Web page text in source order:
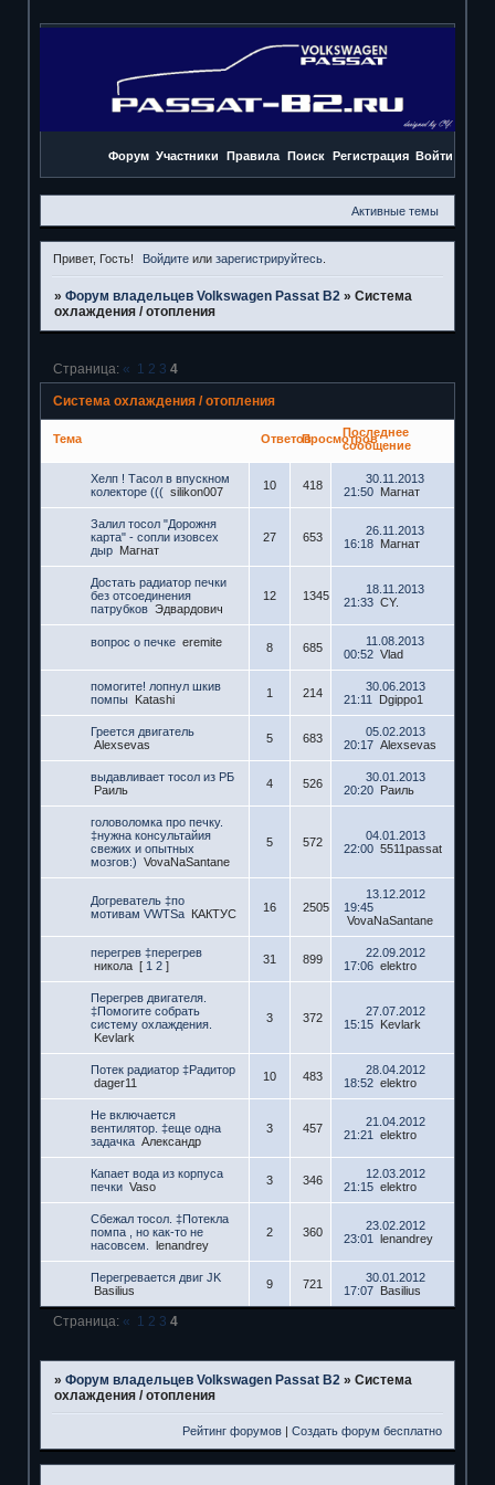
Форум Участники Правила Поиск Регистрация Войти
Активные темы
Привет, Гость! Войдите илизарегистрируйтесь
» Форум владельцев Volkswagen Passat B2 » Система
охлаждения / отопления
Система охлаждения / отопления
Страница: « 1 2 3 4
Тема ОтветовПросмотровПоследнее
сообщение
Хелп ! Тасол в впускном
колекторе ((( silikon007 10 418
30.11.2013
21:50 Магнат
Залил тосол "Дорожня
карта" - сопли изовсех
дыр Магнат
27 653
26.11.2013
16:18 Магнат
Достать радиатор печки
без отсоединения
патрубков Эдвардович
12 1345
18.11.2013
21:33 CY.
вопрос о печке eremite 8 685
11.08.2013
00:52 Vlad
помогите! лопнул шкив
помпы Katashi 1 214
30.06.2013
21:11
Dgippo1
Греется двигатель
Alexsevas
5 683
05.02.2013
20:17 Alexsevas
выдавливает тосол из РБ
Раиль
4 526
30.01.2013
20:20 Раиль
головоломка про печку.
‡нужна консультайия
свежих и опытных
мозгов:) VovaNaSantane
5 572
04.01.2013
22:00 5511passat
Догреватель ‡по
мотивам VWTSа КАКТУС 16 2505
13.12.2012
19:45
VovaNaSantane
перегрев ‡перегрев
никола [ 1 2 ] 31 899
22.09.2012
17:06 elektro
Перегрев двигателя.
‡Помогите собрать
систему охлаждения.
Kevlark
3 372
27.07.2012
15:15 Kevlark
Потек радиатор ‡Радитор
dager11
10 483
28.04.2012
18:52 elektro
Не включается
вентилятор. ‡еще одна
задачка Александр
3 457
21.04.2012
21:21
elektro
Капает вода из корпуса
печки Vaso 3 346
12.03.2012
21:15 elektro
Сбежал тосол. ‡Потекла
помпа , но как-то не
насовсем.
lenandrey
2 360
23.02.2012
23:01
lenandrey
Перегревается двиг JK
Basilius
9 721
30.01.2012
17:07 Basilius
Страница: « 1 2 3 4
» Форум владельцев Volkswagen Passat B2 » Система
охлаждения / отопления
Рейтинг форумов |Создать форум бесплатно